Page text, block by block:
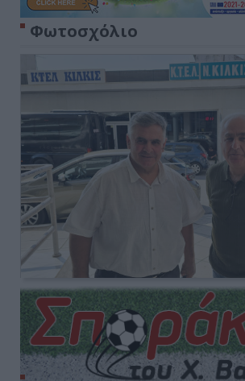
Φωτοσχόλιο